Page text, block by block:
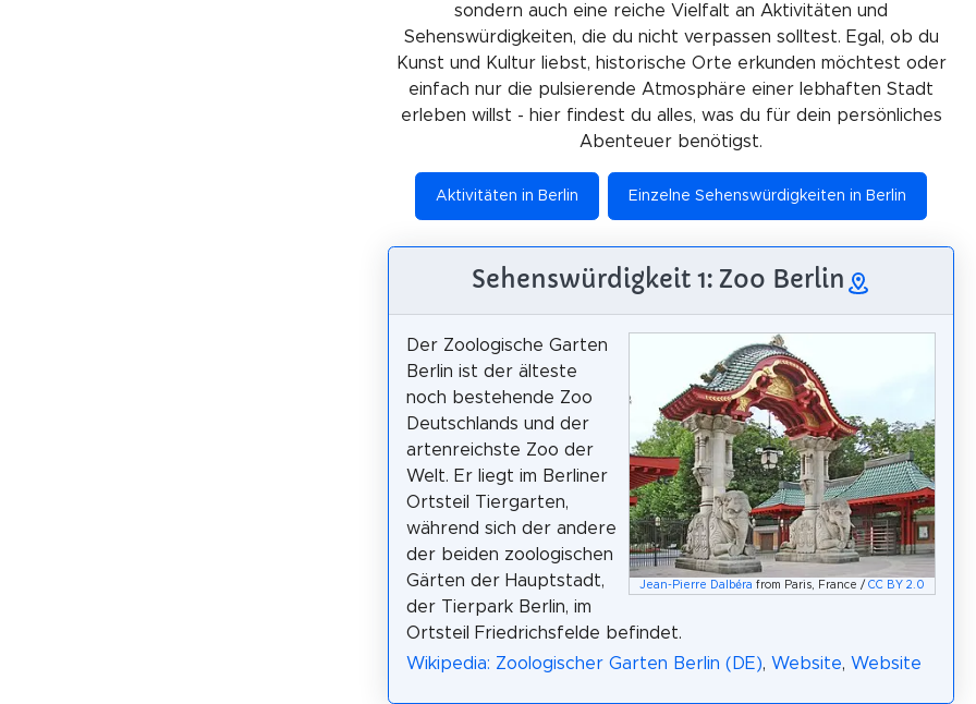
sondern auch eine reiche Vielfalt an Aktivitäten und
Sehenswürdigkeiten, die du nicht verpassen solltest. Egal, ob du
Kunst und Kultur liebst, historische Orte erkunden möchtest oder
einfach nur die pulsierende Atmosphäre einer lebhaften Stadt
erleben willst - hier findest du alles, was du für dein persönliches
Abenteuer benötigst.
Aktivitäten in Berlin Einzelne Sehenswürdigkeiten in Berlin
Sehenswürdigkeit 1: Zoo Berlin
Jean-Pierre Dalbéra from Paris, France /CC BY 2.0
Der Zoologische Garten
Berlin ist der älteste
noch bestehende Zoo
Deutschlands und der
artenreichste Zoo der
Welt. Er liegt im Berliner
Ortsteil Tiergarten,
während sich der andere
der beiden zoologischen
Gärten der Hauptstadt,
der Tierpark Berlin, im
Ortsteil Friedrichsfelde befindet.
Wikipedia: Zoologischer Garten Berlin (DE), Website, Website